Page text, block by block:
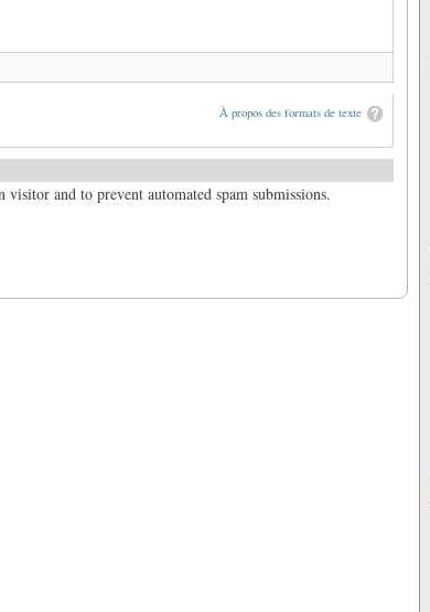
À propos des formats de texte
and to prevent automated spam submissions.